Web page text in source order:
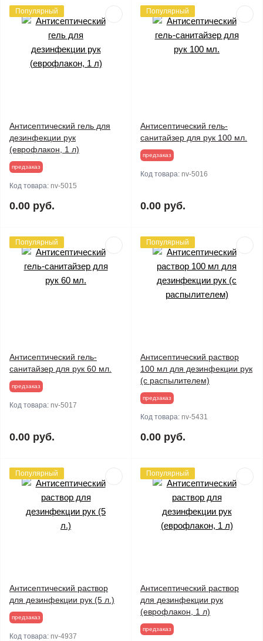
Популярный
Антисептический гель для
дезинфекции рук
(еврофлакон, 1 л)
предзаказ
Код товара: nv-5015
0.00 руб.
Популярный
Антисептический гель-
санитайзер для рук 100 мл.
предзаказ
Код товара: nv-5016
0.00 руб.
Популярный
Антисептический гель-
санитайзер для рук 60 мл.
предзаказ
Код товара: nv-5017
0.00 руб.
Популярный
Антисептический раствор
100 мл для дезинфекции рук
(с распылителем)
предзаказ
Код товара: nv-5431
0.00 руб.
Популярный
Антисептический раствор
для дезинфекции рук (5 л.)
предзаказ
Код товара: nv-4937
Популярный
Антисептический раствор
для дезинфекции рук
(еврофлакон, 1 л)
предзаказ